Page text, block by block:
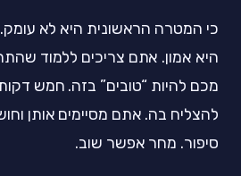
כי המטרה הראשונית היא לא
היא אמון. אתם צריכים ללמוד
מכם להיות “טובים” בזה. חמש
להצליח בה. אתם מסיימים אותן
סיפור. מחר אפשר שוב.